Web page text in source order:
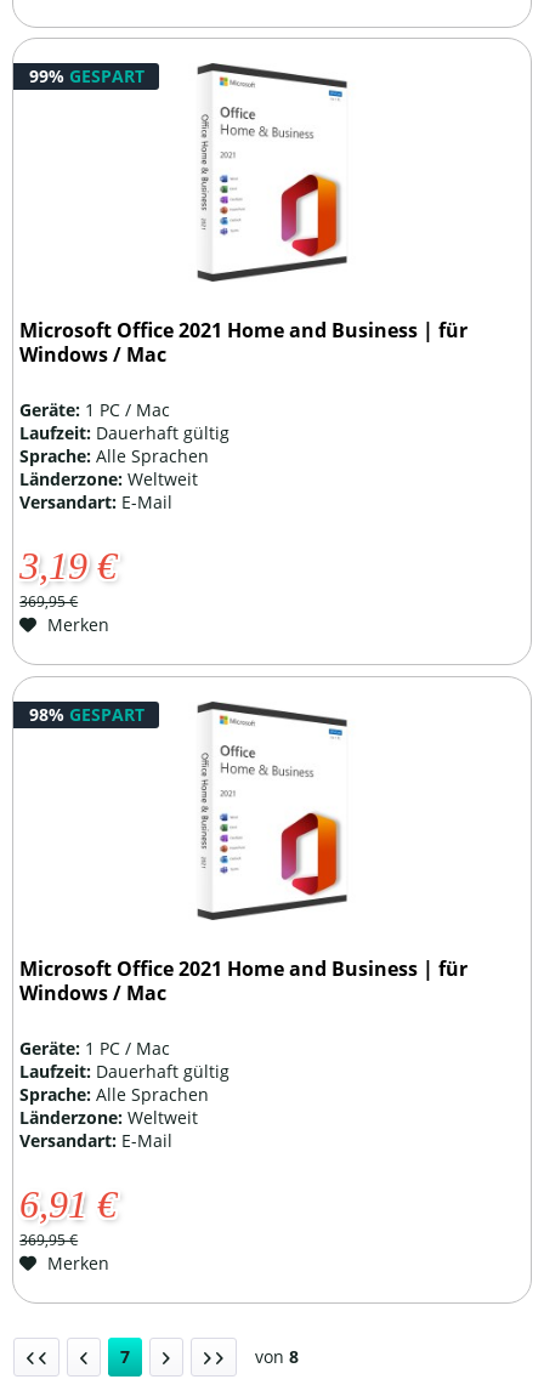
99% GESPART
Microsoft Office 2021 Home and Business | für
Windows / Mac
Geräte: 1 PC / Mac
Laufzeit: Dauerhaft gültig
Sprache:Alle Sprachen
Länderzone:Weltweit
Versandart: E-Mail
3,19 €
369,95 €
Merken
98% GESPART
Microsoft Office 2021 Home and Business | für
Windows / Mac
Geräte: 1 PC / Mac
Laufzeit: Dauerhaft gültig
Sprache:Alle Sprachen
Länderzone:Weltweit
Versandart: E-Mail
6,91 €
369,95 €
Merken
7 von 8